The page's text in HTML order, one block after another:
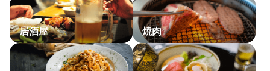
居酒屋 焼肉